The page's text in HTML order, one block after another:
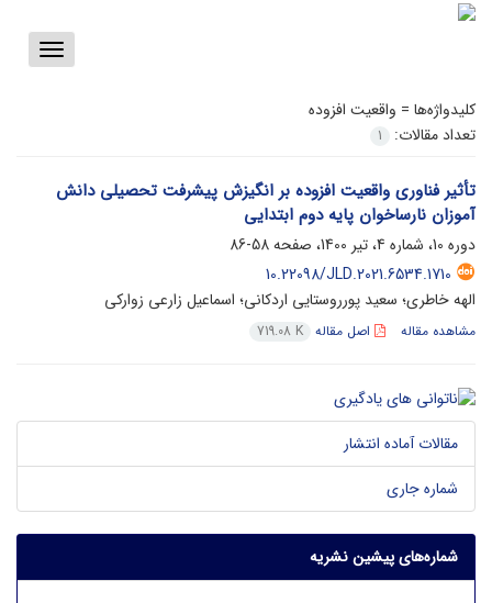
Toggle
کلیدواژه‌ها = واقعیت افزوده
تعداد مقالات:
1
تأثیر فناوری واقعیت افزوده بر انگیزش پیشرفت تحصیلی دانش
آموزان نارساخوان پایه دوم ابتدایی
دوره 10، شماره 4، تیر 1400، صفحه
58-86
10.22098/JLD.2021.6534.1710
الهه خاطری؛ سعید پورروستایی اردکانی؛ اسماعیل زارعی زوارکی
مشاهده مقاله اصل مقاله 719.08 K
مقالات آماده انتشار
شماره جاری
شماره‌های پیشین نشریه